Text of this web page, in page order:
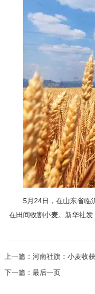
5月24日，在山东省临
在田间收割小麦。新华社发
上一篇： 河南社旗：小麦收
下一篇： 最后一页